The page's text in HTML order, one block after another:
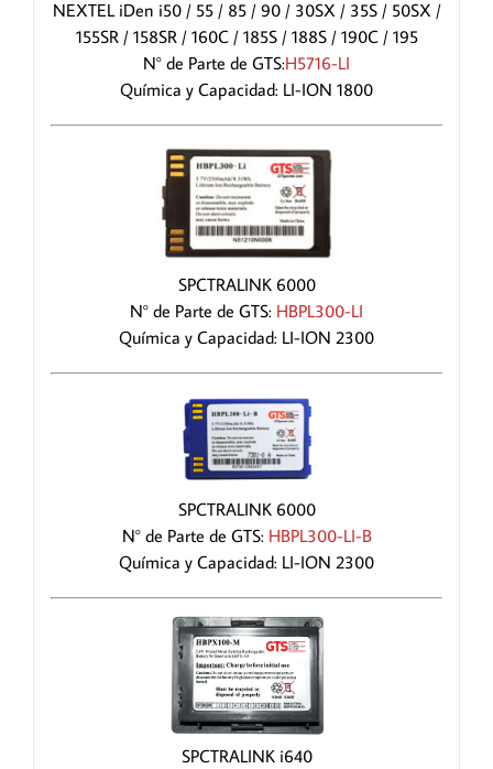
NEXTEL iDen i50 / 55 / 85 / 90 / 30SX / 35S / 50SX /
155SR / 158SR / 160C / 185S / 188S / 190C / 195
N° de Parte de GTS:H5716-LI
Química y Capacidad: LI-ION 1800
SPCTRALINK 6000
N° de Parte de GTS: HBPL300-LI
Química y Capacidad: LI-ION 2300
SPCTRALINK 6000
N° de Parte de GTS: HBPL300-LI-B
Química y Capacidad: LI-ION 2300
SPCTRALINK i640